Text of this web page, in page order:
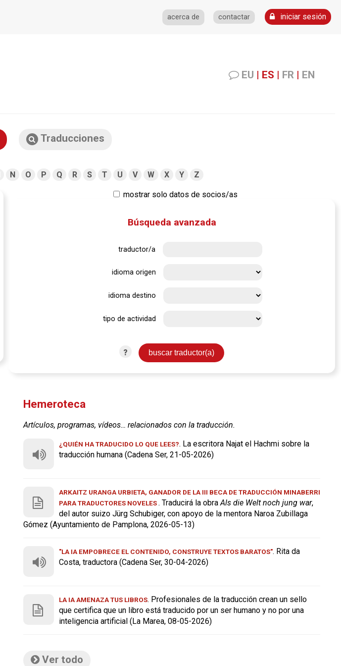
acerca de contactar iniciar sesión
EU | ES | FR | EN
Traducciones
N O P Q R S T U V W X Y Z
mostrar solo datos de socios/as
Búsqueda avanzada
traductor/a
idioma origen
idioma destino
tipo de actividad
?
Hemeroteca
Artículos, programas, vídeos… relacionados con la traducción.
¿QUIÉN HA TRADUCIDO LO QUE LEES?. La escritora Najat el Hachmi sobre la
traducción humana (Cadena Ser, 21-05-2026)
ARKAITZ URANGA URBIETA, GANADOR DE LA III BECA DE TRADUCCIÓN MINABERRI
PARA TRADUCTORES NOVELES . Traducirá la obra Als die Welt noch jung war,
del autor suizo Jürg Schubiger, con apoyo de la mentora Naroa Zubillaga
Gómez (Ayuntamiento de Pamplona, 2026-05-13)
"LA IA EMPOBRECE EL CONTENIDO, CONSTRUYE TEXTOS BARATOS". Rita da
Costa, traductora (Cadena Ser, 30-04-2026)
LA IA AMENAZA TUS LIBROS. Profesionales de la traducción crean un sello
que certifica que un libro está traducido por un ser humano y no por una
inteligencia artificial (La Marea, 08-05-2026)
Ver todo